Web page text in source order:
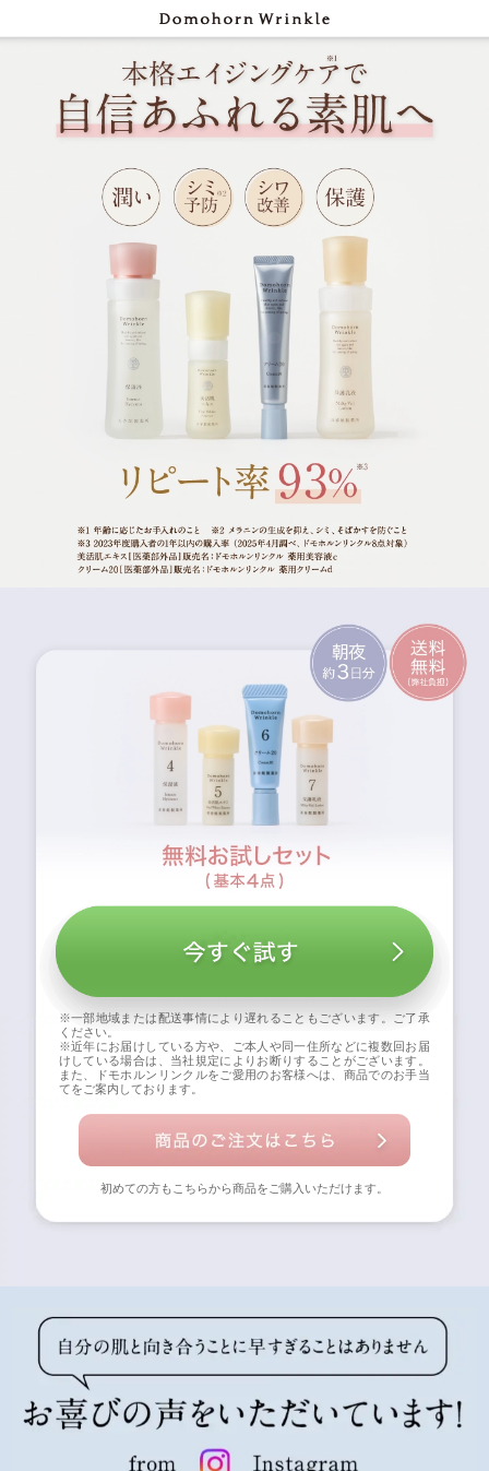
※一部地域または配送事情により遅れることもございます。ご了承
ください。
※近年にお届けしている方や、ご本人や同一住所などに複数回お届
けしている場合は、当社規定によりお断りすることがございます。
また、ドモホルンリンクルをご愛用のお客様へは、商品でのお手当
てをご案内しております。
初めての方もこちらから商品をご購入いただけます。